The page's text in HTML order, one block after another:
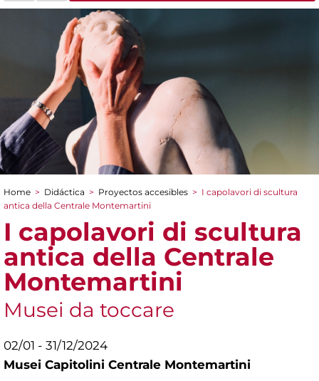
You are here
Home > Didáctica > Proyectos accesibles > I capolavori di scultura
antica della Centrale Montemartini
I capolavori di scultura
antica della Centrale
Montemartini
Musei da toccare
02/01 - 31/12/2024
Musei Capitolini Centrale Montemartini